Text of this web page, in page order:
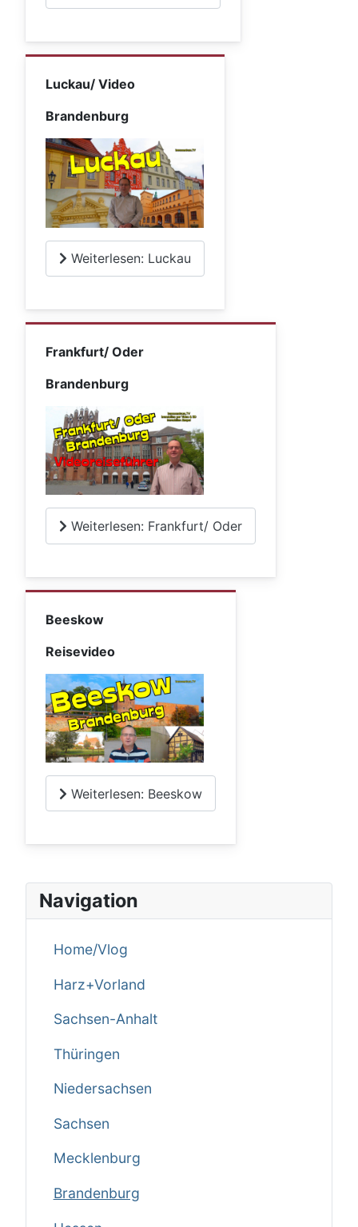
Navigation
Home/Vlog
Harz+Vorland
Sachsen-Anhalt
Thüringen
Niedersachsen
Sachsen
Mecklenburg
Brandenburg
Luckau/ Video
Brandenburg
Weiterlesen: Luckau
Frankfurt/ Oder
Brandenburg
Weiterlesen: Frankfurt/ Oder
Beeskow
Reisevideo
Weiterlesen: Beeskow